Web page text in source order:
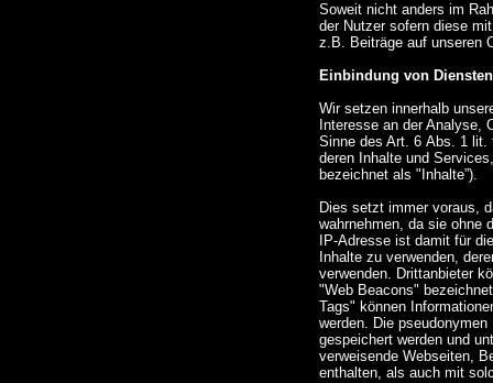
Soweit nicht anders im
der Nutzer sofern diese
z.B. Beiträge auf unseren
Einbindung von
Wir setzen innerhalb
Interesse an der Analyse,
Sinne des Art. 6 Abs. 1 lit.
deren Inhalte und
bezeichnet als "Inhalte”).
Dies setzt immer voraus,
wahrnehmen, da sie ohne
IP-Adresse ist damit für
Inhalte zu verwenden,
verwenden. Drittanbieter
"Web Beacons"
Tags" können
werden. Die
gespeichert werden und
verweisende Webseiten,
enthalten, als auch mit